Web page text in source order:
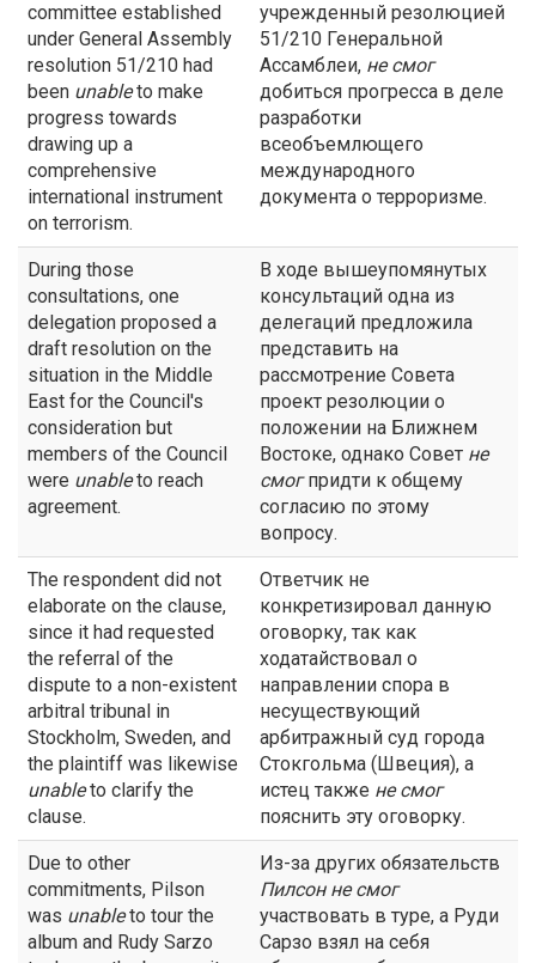
committee established
under General Assembly
resolution 51/210 had
been unableto make
progress towards
drawing up a
comprehensive
international instrument
on terrorism.
учрежденный резолюцией
51/210 Генеральной
Ассамблеи, не смог
добиться прогресса в деле
разработки
всеобъемлющего
международного
документа о терроризме.
During those
consultations, one
delegation proposed a
draft resolution on the
situation in the Middle
East for the Council's
consideration but
members of the Council
were unableto reach
agreement.
В ходе вышеупомянутых
консультаций одна из
делегаций предложила
представить на
рассмотрение Совета
проект резолюции о
положении на Ближнем
Востоке, однако Совет не
смогпридти к общему
согласию по этому
вопросу.
The respondent did not
elaborate on the clause,
since it had requested
the referral of the
dispute to a non-existent
arbitral tribunal in
Stockholm, Sweden, and
the plaintiff was likewise
unableto clarify the
clause.
Ответчик не
конкретизировал данную
оговорку, так как
ходатайствовал о
направлении спора в
несуществующий
арбитражный суд города
Стокгольма (Швеция), а
истец также не смог
пояснить эту оговорку.
Due to other
commitments, Pilson
was unableto tour the
album and Rudy Sarzo
Из-за других обязательств
Пилсон не смог
участвовать в туре, а Руди
Сарзо взял на себя